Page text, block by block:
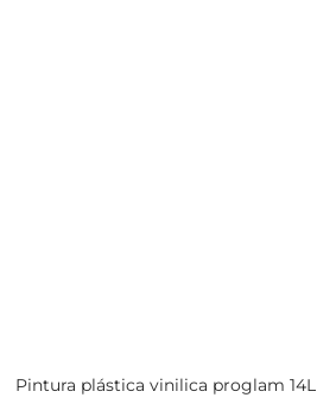
Pintura plástica vinilica proglam 14L